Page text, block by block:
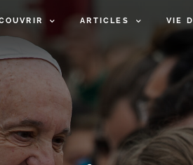
ARTICLES VIE